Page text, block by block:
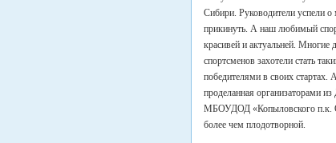
Сибири. Руководители успели
прикинуть. А наш любимый
красивей и актуальней. Многие
спортсменов захотели стать
победителями в своих стартах.
проделанная
МБОУДОД «Копыловского п.к.
более чем плодотворной.